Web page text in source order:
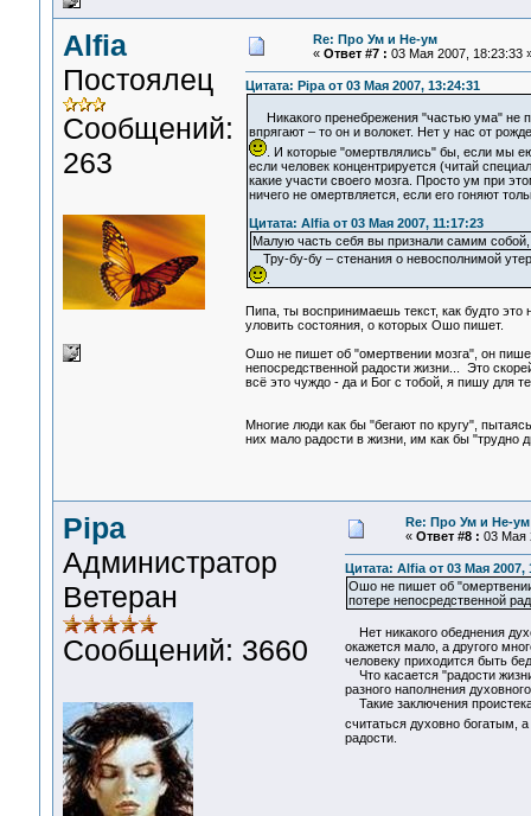
Alfia
Постоялец
Сообщений:
263
Re: Про Ум и Не-ум
« Ответ #7 : 03 Мая 2007, 18:23:33
Цитата: Pipa от 03 Мая 2007, 13:24:31
Никакого пренебрежения "частью ума" не
впрягают – то он и волокет. Нет у нас от
. И которые "омертвлялись" бы, если мы
если человек концентрируется (читай
какие участи своего мозга. Просто ум при
ничего не омертвляется, если его гоняют
Цитата: Alfia от 03 Мая 2007, 11:17:23
Малую часть себя вы признали самим собой,
Тру-бу-бу – стенания о невосполнимой
.
Пипа, ты воспринимаешь текст, как будто это
уловить состояния, о которых Ошо пишет.
Ошо не пишет об "омертвении мозга", он
непосредственной радости жизни... Это
всё это чуждо - да и Бог с тобой, я пишу для
Многие люди как бы "бегают по кругу",
них мало радости в жизни, им как бы "трудно
Pipa
Администратор
Ветеран
Сообщений: 3660
Re: Про Ум и Не-ум
« Ответ #8 : 03 Мая
Цитата: Alfia от 03 Мая 2007,
Ошо не пишет об
потере непосредственной
Нет никакого обеднения
окажется мало, а другого
человеку приходится быть
Что касается "радости
разного наполнения
Такие заключения
считаться духовно богатым,
радости.